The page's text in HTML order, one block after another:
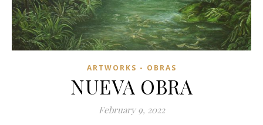
ARTWORKS - OBRAS
NUEVA OBRA
February 9, 2022